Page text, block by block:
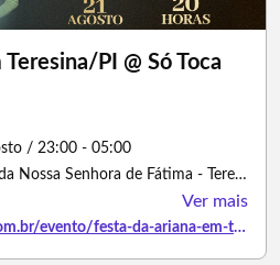
PI @ Só Toca
/ 23:00 - 05:00
Roots Rock Pub, Avenida Nossa Senhora de Fátima - Teresina/Piauí
Ver mais
https://www.sympla.com.br/evento/festa-da-ariana-em-teresina-pi-so-toca-pop/3497274